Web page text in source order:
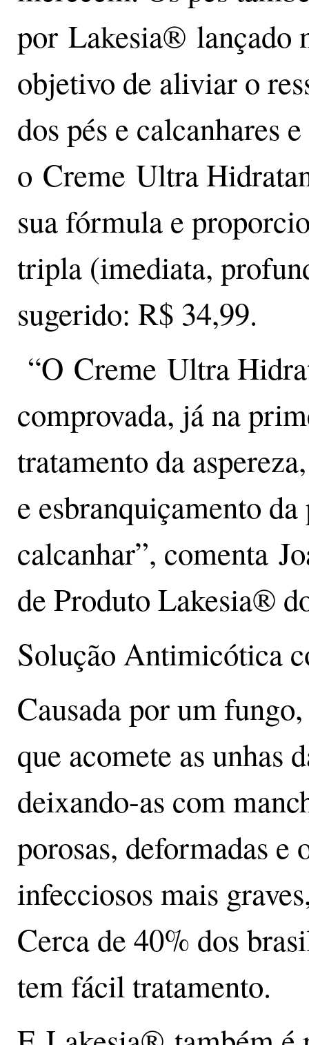
por Lakesia® lançado
objetivo de aliviar o
dos pés e calcanhares
o Creme Ultra
sua fórmula e
tripla (imediata,
sugerido: R$ 34,99.
“O Creme Ultra
comprovada, já na
tratamento da
e esbranquiçamento
calcanhar”, comenta
de Produto Lakesia®
Solução Antimicótica
Causada por um
que acomete as unhas
deixando-as com
porosas, deformadas e
infecciosos mais
Cerca de 40% dos
tem fácil tratamento.